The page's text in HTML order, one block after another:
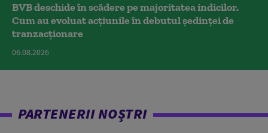
BVB deschide în scădere pe majoritatea indicilor.
Cum au evoluat acțiunile în debutul ședinței de
tranzacționare
06.08.2026
PARTENERII NOȘTRI